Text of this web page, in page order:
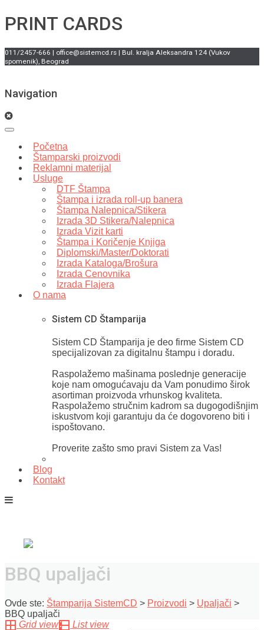
PRINT CARDS
011/2457-666 | office@sistemcd.rs | Bul. kralja Aleksandra 124 (Vukov
spomenik), Beograd
Navigation
Početna
Štamparski proizvodi
Reklamni materijal
Usluge
DTF Štampa
Štampa i izrada roll-up banera
Štampa Nalepnica/Stikera
Izrada 3D Stikera/Nalepnica
Izrada Vizit karti
Štampa i Koričenje Knjiga
Diplomski/Master/Doktorati
Izrada Kataloga/Brošura
Izrada Cenovnika
Izrada Flajera
O nama
Sistem CD Štamparija
Sistem CD Štamparija je deo firme Sistem CD
specijalizovan za digitalnu štampu i doradu.
Raspolažemo mašinama poslednje generacije
koje nam omogućavaju da Vam ponudimo širok
asortiman proizvoda vrhunskog kvaliteta.
Raspolažemo stručnim kadrom sa dugogodišnjim
iskustvom koji garantuju da će dogovoreno biti i
ispoštovano.
Proverite zašto smo pravi Sistem za Vas!
Blog
Kontakt
BBQ upaljači
Ovde ste: Štamparija SistemCD > Proizvodi > Upaljači >
BBQ upaljači
Grid view
List view